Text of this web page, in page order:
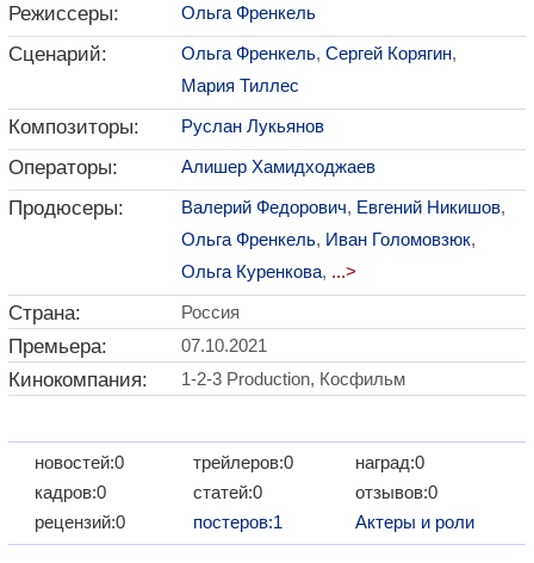
Режиссеры: Ольга Френкель
Сценарий: Ольга Френкель, Сергей Корягин,
Мария Тиллес
Композиторы: Руслан Лукьянов
Операторы: Алишер Хамидходжаев
Продюсеры: Валерий Федорович, Евгений Никишов,
Ольга Френкель, Иван Голомовзюк,
Ольга Куренкова, ...>
Страна: Россия
Премьера: 07.10.2021
Кинокомпания: 1-2-3 Production, Косфильм
новостей:0
кадров:0
рецензий:0
трейлеров:0
статей:0
постеров:1
наград:0
отзывов:0
Актеры и роли